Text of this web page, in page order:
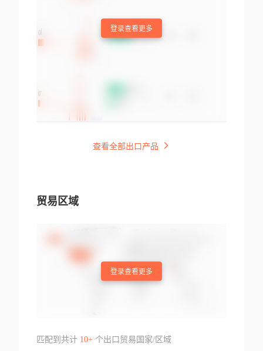
登录查看更多
查看全部出口产品
贸易区域
登录查看更多
匹配到共计 10+个出口贸易国家/区域